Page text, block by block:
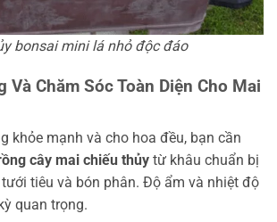
bonsai mini lá nhỏ độc đáo
Và Chăm Sóc Toàn Diện Cho Mai
khỏe mạnh và cho hoa đều, bạn cần
cây mai chiếu thủy từ khâu chuẩn bị
tiêu và bón phân. Độ ẩm và nhiệt độ
quan trọng.